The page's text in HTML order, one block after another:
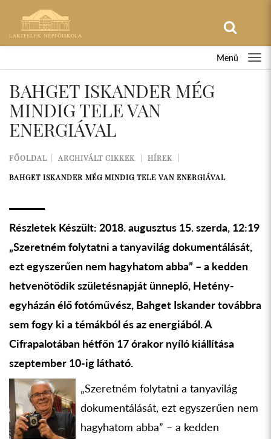
Menü
BAHGET ISKANDER MÉG
MINDIG TELE VAN
ENERGIÁVAL
FŐOLDAL ARCHIVÁLT CIKKEK
HÍREK
BAHGET ISKANDER MÉG MINDIG TELE VAN ENERGIÁVAL
Részletek Készült: 2018. augusztus 15. szerda, 12:19
„Szeretném folytatni a tanyavilág dokumentálását,
ezt egyszerűen nem hagyhatom abba” – a kedden
hetvenötödik születésnapját ünneplő, Hetény­
egyházán élő fotóművész, Bahget Iskander továbbra
sem fogy ki a témákból és az energiából. A
Cifrapalotában hétfőn 17 órakor nyíló kiállítása
szeptember 10-ig látható.
„Szeretném folytatni a tanyavilág
dokumentálását, ezt egyszerűen nem
hagyhatom abba” – a kedden